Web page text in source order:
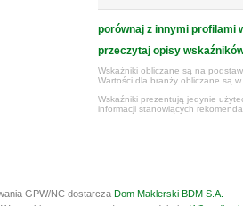
porównaj z innymi profilami
przeczytaj opisy
Wskaźniki obliczane są na
Wartości dla branży obliczane są w
Wskaźniki prezentują jedynie
informacji stanowiących
GPW/NC dostarcza Dom Maklerski BDM S.A.